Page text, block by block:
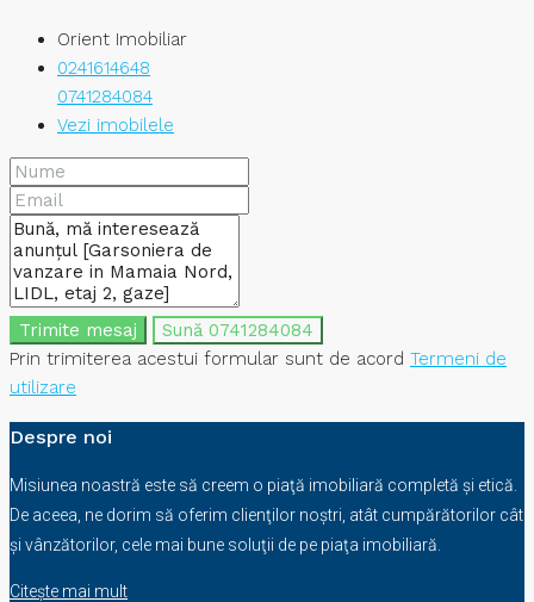
Orient Imobiliar
0241614648
0741284084
Vezi imobilele
Trimite mesaj Sună 0741284084
Prin trimiterea acestui formular sunt de acord Termeni de
utilizare
Despre noi
Misiunea noastră este să creem o piaţă imobiliară completă şi etică.
De aceea, ne dorim să oferim clienţilor noştri, atât cumpărătorilor cât
şi vânzătorilor, cele mai bune soluţii de pe piaţa imobiliară.
Citește mai mult